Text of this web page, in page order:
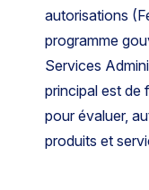
autorisations
programme
Services
principal est de
pour évaluer,
produits et